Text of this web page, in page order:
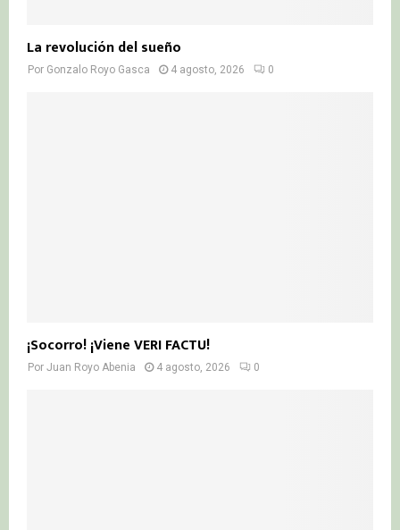
La revolución del sueño
Por Gonzalo Royo Gasca 4 agosto, 2026 0
¡Socorro! ¡Viene VERI FACTU!
Por Juan Royo Abenia 4 agosto, 2026 0